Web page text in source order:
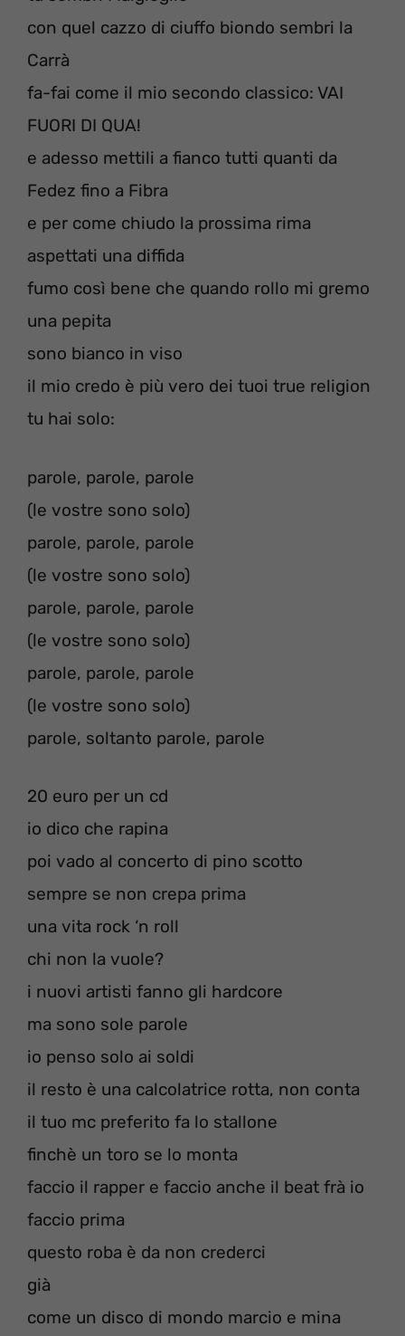
con quel cazzo di ciuffo biondo sembri la
Carrà
fa-fai come il mio secondo classico: VAI
FUORI DI QUA!
e adesso mettili a fianco tutti quanti da
Fedez fino a Fibra
e per come chiudo la prossima rima
aspettati una diffida
fumo così bene che quando rollo mi gremo
una pepita
sono bianco in viso
il mio credo è più vero dei tuoi true religion
tu hai solo:
parole, parole, parole
(le vostre sono solo)
parole, parole, parole
(le vostre sono solo)
parole, parole, parole
(le vostre sono solo)
parole, parole, parole
(le vostre sono solo)
parole, soltanto parole, parole
20 euro per un cd
io dico che rapina
poi vado al concerto di pino scotto
sempre se non crepa prima
una vita rock ‘n roll
chi non la vuole?
i nuovi artisti fanno gli hardcore
ma sono sole parole
io penso solo ai soldi
il resto è una calcolatrice rotta, non conta
il tuo mc preferito fa lo stallone
finchè un toro se lo monta
faccio il rapper e faccio anche il beat frà io
faccio prima
questo roba è da non crederci
già
come un disco di mondo marcio e mina